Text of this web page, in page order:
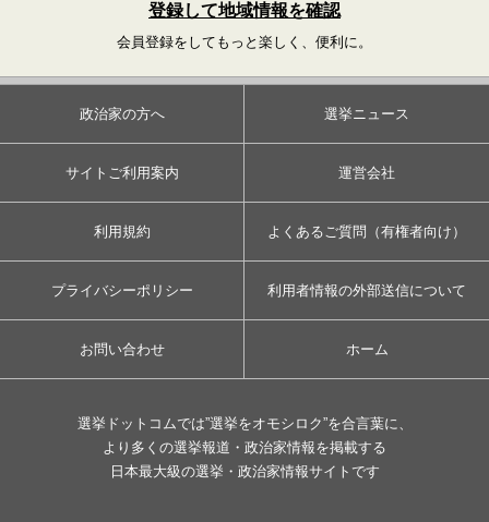
登録して地域情報を確認
会員登録をしてもっと楽しく、便利に。
政治家の方へ 選挙ニュース
サイトご利用案内 運営会社
利用規約 よくあるご質問（有権者向け）
プライバシーポリシー 利用者情報の外部送信について
お問い合わせ ホーム
選挙ドットコムでは”選挙をオモシロク”を合言葉に、
より多くの選挙報道・政治家情報を掲載する
日本最大級の選挙・政治家情報サイトです